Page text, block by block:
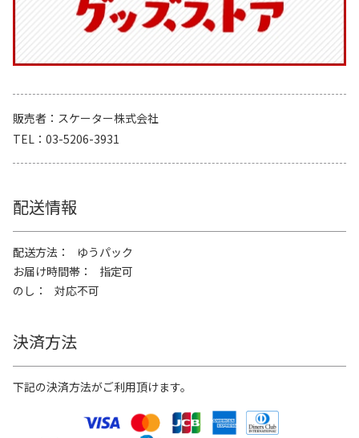
販売者
スケーター株式会社
TEL
03-5206-3931
配送情報
配送方法
ゆうパック
お届け時間帯
指定可
のし
対応不可
決済方法
下記の決済方法がご利用頂けます。